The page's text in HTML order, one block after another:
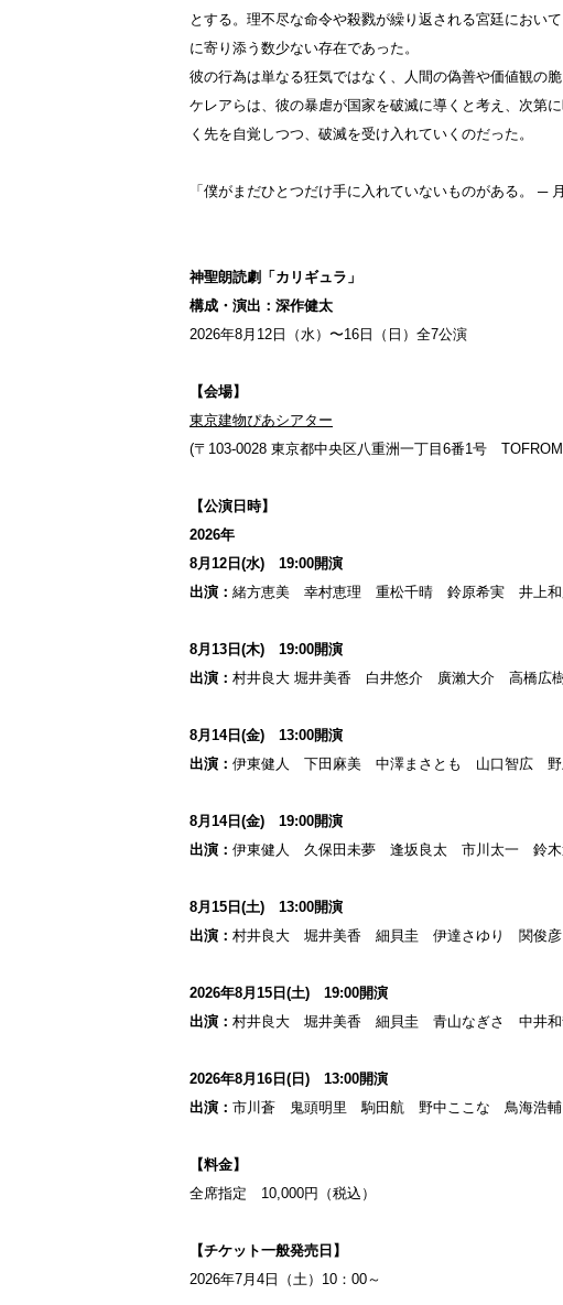
とする。理不尽な命令や殺戮が繰り返される宮廷におい
に寄り添う数少ない存在であった。
彼の行為は単なる狂気ではなく、人間の偽善や価値観の
ケレアらは、彼の暴虐が国家を破滅に導くと考え、次第
く先を自覚しつつ、破滅を受け入れていくのだった。
「僕がまだひとつだけ手に入れていないものがある。 ─ 月
神聖朗読劇「カリギュラ」
構成・演出：深作健太
2026年8月12日（水）〜16日（日）全7公演
【会場】
東京建物ぴあシアター
(〒103-0028 東京都中央区八重洲一丁目6番1号
【公演日時】
2026年
8月12日(水) 19:00開演
出演： 緒方恵美 幸村恵理 重松千晴 鈴原希実 井上
8月13日(木) 19:00開演
出演： 村井良大 堀井美香 白井悠介 廣瀨大介 高橋広
8月14日(金) 13:00開演
出演： 伊東健人 下田麻美 中澤まさとも 山口智広 野
8月14日(金) 19:00開演
出演： 伊東健人 久保田未夢 逢坂良太 市川太一 鈴
8月15日(土) 13:00開演
出演： 村井良大 堀井美香 細貝圭 伊達さゆり 関俊
2026年8月15日(土) 19:00開演
出演： 村井良大 堀井美香 細貝圭 青山なぎさ 中井
2026年8月16日(日) 13:00開演
出演： 市川蒼 鬼頭明里 駒田航 野中ここな 鳥海浩
【料金】
全席指定 10,000円（税込）
【チケット一般発売日】
2026年7月4日（土）10：00～